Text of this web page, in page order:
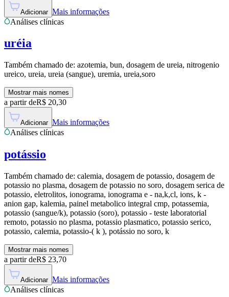
Adicionar Mais informações
Análises clínicas
uréia
Também chamado de: azotemia, bun, dosagem de ureia, nitrogenio
ureico, ureia, ureia (sangue), uremia, ureia,soro
Mostrar mais nomes
a partir deR$ 20,30
Adicionar Mais informações
Análises clínicas
potássio
Também chamado de: calemia, dosagem de potassio, dosagem de
potassio no plasma, dosagem de potassio no soro, dosagem serica de
potassio, eletrolitos, ionograma, ionograma e - na,k,cl, ions, k -
anion gap, kalemia, painel metabolico integral cmp, potassemia,
potassio (sangue/k), potassio (soro), potassio - teste laboratorial
remoto, potassio no plasma, potassio plasmatico, potassio serico,
potassio, calemia, potassio-( k ), potássio no soro, k
Mostrar mais nomes
a partir deR$ 23,70
Adicionar Mais informações
Análises clínicas